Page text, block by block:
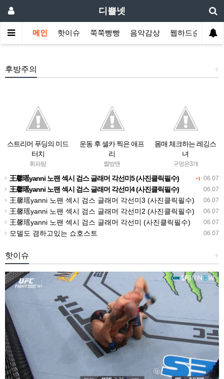
디쁠넷
메인 핫이슈 쭉쭉빵빵 음악감상 웹하드순위
+
후방주의
스트리머 푸딩의 미드
터치
휘파람
운동 후 셀카 찍은 애프
리
짤방맨
몸매 체크하는 레깅스
녀
구멍은3개
+1 06.07
王馨瑶yanni 노팬 섹시 검스 글래머 각선미5 (사진클릭필수)
06.07
王馨瑶yanni 노팬 섹시 검스 글래머 각선미4 (사진클릭필수)
06.07
王馨瑶yanni 노팬 섹시 검스 글래머 각선미3 (사진클릭필수)
06.07
王馨瑶yanni 노팬 섹시 검스 글래머 각선미2 (사진클릭필수)
06.07
王馨瑶yanni 노팬 섹시 검스 글래머 각선미 (사진클릭필수)
06.07
모델도 겸하고있는 쇼호스트
+
핫이슈